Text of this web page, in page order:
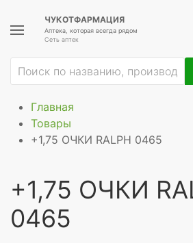
ЧУКОТФАРМАЦИЯ
Аптека, которая всегда рядом
Сеть аптек
Главная
Товары
+1,75 ОЧКИ RALPH 0465
+1,75 ОЧКИ
0465